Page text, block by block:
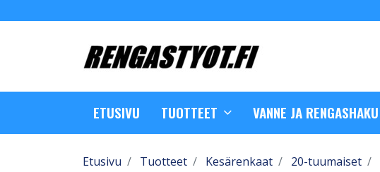
ETUSIVU TUOTTEET VANNE JA RENGASHAKU
Etusivu Tuotteet Kesärenkaat 20-tuumaiset